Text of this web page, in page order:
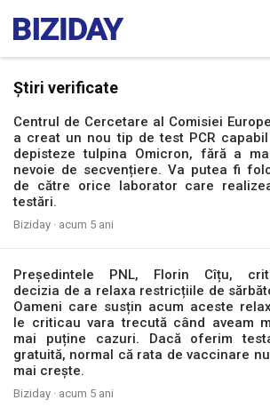
Știri verificate
Centrul de Cercetare al Comisiei
a creat un nou tip de test PCR
depisteze tulpina Omicron, fără a
nevoie de secvențiere. Va putea fi
de către orice laborator care
testări.
Biziday · acum 5 ani
Președintele PNL, Florin Cîțu,
decizia de a relaxa restricțiile de
Oameni care susțin acum aceste
le criticau vara trecută când aveam
mai puține cazuri. Dacă oferim
gratuită, normal că rata de vaccinare
mai crește.
Biziday · acum 5 ani